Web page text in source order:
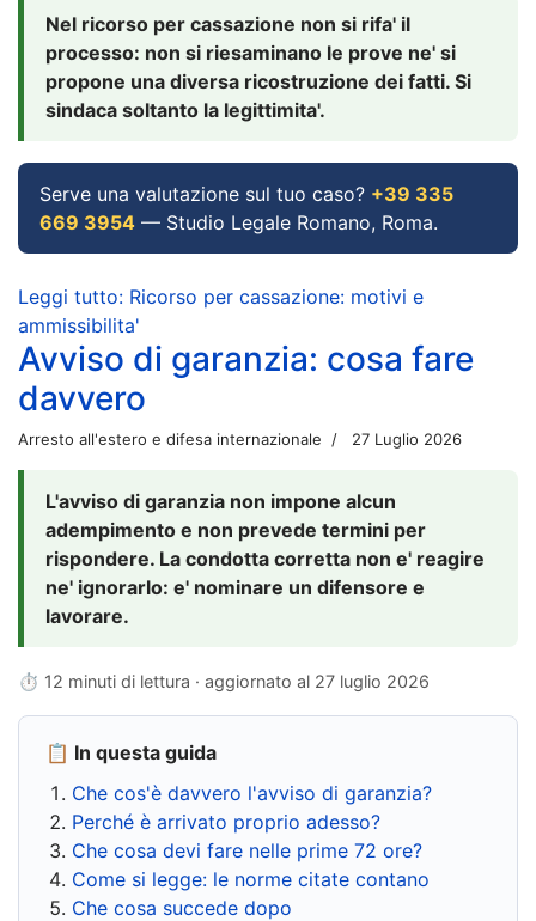
Nel ricorso per cassazione non si rifa' il
processo: non si riesaminano le prove ne' si
propone una diversa ricostruzione dei fatti. Si
sindaca soltanto la legittimita'.
Serve una valutazione sul tuo caso? +39 335
669 3954 — Studio Legale Romano, Roma.
Leggi tutto: Ricorso per cassazione: motivi e
ammissibilita'
Avviso di garanzia: cosa fare
davvero
Arresto all'estero e difesa internazionale 27 Luglio 2026
L'avviso di garanzia non impone alcun
adempimento e non prevede termini per
rispondere. La condotta corretta non e' reagire
ne' ignorarlo: e' nominare un difensore e
lavorare.
⏱ 12 minuti di lettura · aggiornato al 27 luglio 2026
📋 In questa guida
Che cos'è davvero l'avviso di garanzia?
Perché è arrivato proprio adesso?
Che cosa devi fare nelle prime 72 ore?
Come si legge: le norme citate contano
Che cosa succede dopo